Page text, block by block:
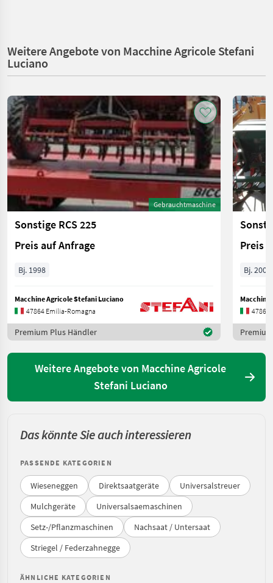
Weitere Angebote von Macchine Agricole Stefani
Luciano
Gebrauchtmaschine
Sonstige RCS 225
Preis auf Anfrage
Bj. 1998
Macchine Agricole Stefani Luciano
47864 Emilia-Romagna
Premium Plus Händler
Preis
Bj. 2000
Macchine
47864
Weitere Angebote von Macchine Agricole
Stefani Luciano
Das könnte Sie auch interessieren
PASSENDE KATEGORIEN
Wieseneggen Direktsaatgeräte
Universalstreuer
Mulchgeräte
Universalsaemaschinen
Setz-/Pflanzmaschinen
Nachsaat / Untersaat
Striegel / Federzahnegge
ÄHNLICHE KATEGORIEN